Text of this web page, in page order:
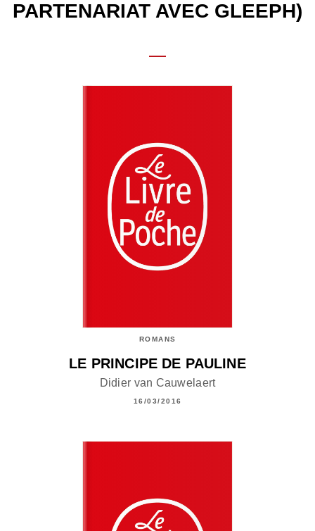
PARTENARIAT AVEC GLEEPH)
ROMANS
LE PRINCIPE DE PAULINE
Didier van Cauwelaert
16/03/2016